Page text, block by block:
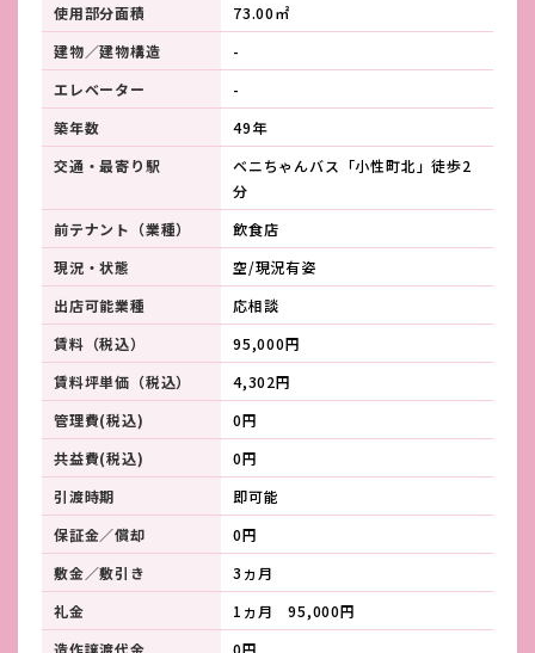
使用部分面積
73.00㎡
建物／建物構造
-
エレベーター
-
築年数
49年
交通・最寄り駅
ベニちゃんバス「小性町北」徒歩2
分
前テナント（業種）
飲食店
現況・状態
空/現況有姿
出店可能業種
応相談
賃料（税込）
95,000円
賃料坪単価（税込）
4,302円
管理費(税込)
0円
共益費(税込)
0円
引渡時期
即可能
保証金／償却
0円
敷金／敷引き
3ヵ月
礼金
1ヵ月 95,000円
造作譲渡代金
0円